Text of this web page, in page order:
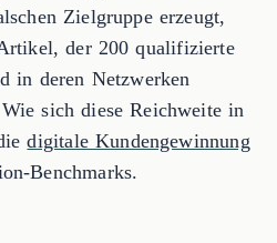
Zielgruppe erzeugt,
der 200 qualifizierte
in deren Netzwerken
sich diese Reichweite in
digitale Kundengewinnung
Benchmarks.